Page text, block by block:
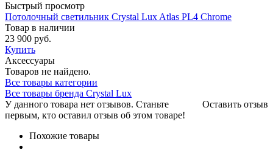
Быстрый просмотр
Потолочный светильник Crystal Lux Atlas PL4 Chrome
Товар в наличии
23 900 руб.
Купить
Аксессуары
Товаров не найдено.
Все товары категории
Все товары бренда Crystal Lux
Оставить отзыв
У данного товара нет отзывов. Станьте
первым, кто оставил отзыв об этом товаре!
Похожие товары